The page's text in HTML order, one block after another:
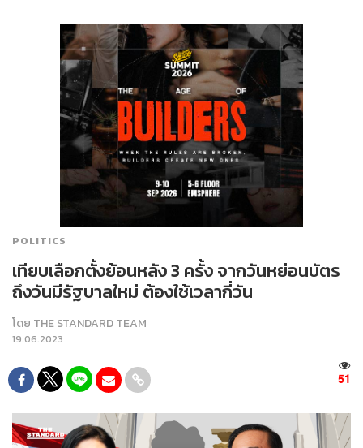
POLITICS
เทียบเลือกตั้งย้อนหลัง 3 ครั้ง จากวันหย่อนบัตร
ถึงวันมีรัฐบาลใหม่ ต้องใช้เวลากี่วัน
โดย THE STANDARD TEAM
19.06.2023
51